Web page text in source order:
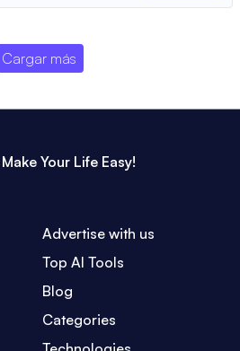
Cargar más
Your Life Easy!
Advertise with us
Top AI Tools
Blog
Categories